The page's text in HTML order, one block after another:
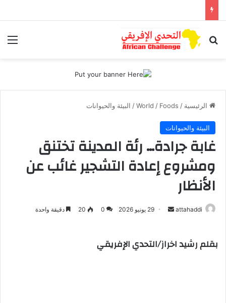
بحث عن
الرئيسية /
World / Foods
/ البيئة والحيوانات
البيئة والحيوانات
غابة جرادة… رئة المدينة تختنق
ومشروع إعادة التشجير غائب عن
الأنظار
attahaddi
ل
29 يونيو 2026 0
20 دقيقة واحدة
بقلم رشيد اخراز/التحدي الإفريقي